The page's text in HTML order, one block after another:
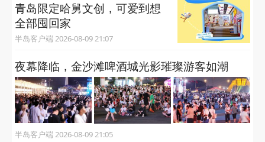
青岛限定哈舅文创，可爱到想
全部囤回家
半岛客户端 2026-08-09 21:07
夜幕降临，金沙滩啤酒城光影璀璨游客如潮
半岛客户端 2026-08-09 21:05